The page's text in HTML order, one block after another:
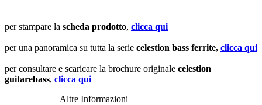
per stampare la scheda prodotto, clicca qui
per una panoramica su tutta la serie celestion bass ferrite, clicca qui
per consultare e scaricare la brochure originale celestion
guitarebass, clicca qui
Altre Informazioni